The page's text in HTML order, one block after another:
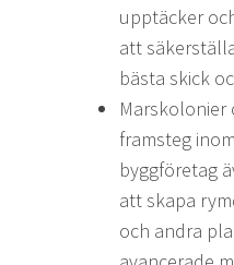
upptäcker
att
bästa skick
Marskolonier
framsteg
byggföretag
att skapa
och andra